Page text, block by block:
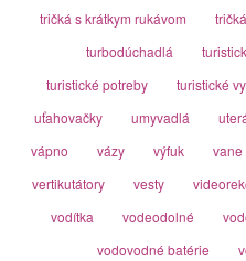
tričká s krátkym rukávom
turbodúchadlá
turistické potreby
turistické
uťahovačky
umyvadlá
vápno
vázy výfuk vane
vertikutátory
vesty
vodítka
vodeodolné
vodovodné batérie